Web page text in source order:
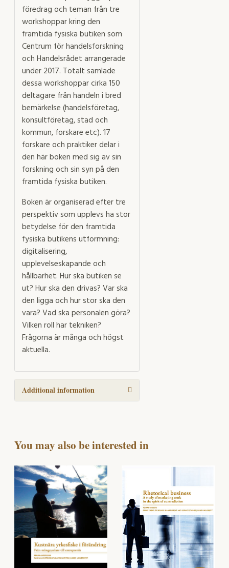
föredrag och teman från tre
workshoppar kring den
framtida fysiska butiken som
Centrum för handelsforskning
och Handelsrådet arrangerade
under 2017. Totalt samlade
dessa workshoppar cirka 150
deltagare från handeln i bred
bemärkelse (handelsföretag,
konsultföretag, stad och
kommun, forskare etc). 17
forskare och praktiker delar i
den här boken med sig av sin
forskning och sin syn på den
framtida fysiska butiken.
Boken är organiserad efter tre
perspektiv som upplevs ha stor
betydelse för den framtida
fysiska butikens utformning:
digitalisering,
upplevelseskapande och
hållbarhet. Hur ska butiken se
ut? Hur ska den drivas? Var ska
den ligga och hur stor ska den
vara? Vad ska personalen göra?
Vilken roll har tekniken?
Frågorna är många och högst
aktuella.
Additional information
You may also be interested in